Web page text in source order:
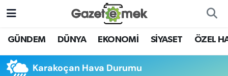
GÜNDEM DÜNYA EKONOMİ SİYASET ÖZEL
Karakoçan Hava Durumu
DÜNYA
EKONOMİ
Nöbetçi Eczaneler
Hava Durumu